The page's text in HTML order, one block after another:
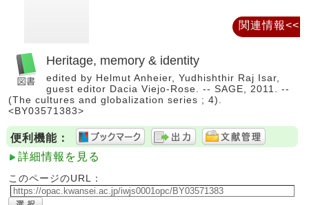
Heritage, memory & identity
edited by Helmut Anheier, Yudhishthir Raj Isar,
guest editor Dacia Viejo-Rose. -- SAGE, 2011. --
(The cultures and globalization series ; 4).
<BY03571383>
便利機能：
詳細情報を見る
このページのURL：
関連情報<<